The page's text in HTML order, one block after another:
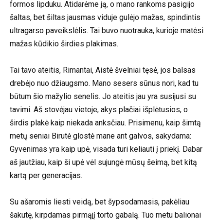
formos lipduku. Atidarėme ją, o mano rankoms pasigijo
šaltas, bet šiltas jausmas viduje gulėjo mažas, spindintis
ultragarso paveikslėlis. Tai buvo nuotrauka, kurioje matėsi
mažas kūdikio širdies plakimas.
Tai tavo ateitis, Rimantai, Aistė švelniai tęsė, jos balsas
drebėjo nuo džiaugsmo. Mano sesers sūnus nori, kad tu
būtum šio mažylio senelis. Jo ateitis jau yra susijusi su
tavimi. Aš stovėjau vietoje, akys plačiai išplėtusios, o
širdis plakė kaip niekada anksčiau. Prisimenu, kaip šimtą
metų seniai Birutė glostė mane ant galvos, sakydama:
Gyvenimas yra kaip upė, visada turi keliauti į priekį. Dabar
aš jautžiau, kaip ši upė vėl sujungė mūsų šeimą, bet kitą
kartą per generacijas.
Su ašaromis liesti veidą, bet šypsodamasis, pakėliau
šakutę, kirpdamas pirmąjį torto gabalą. Tuo metu balionai